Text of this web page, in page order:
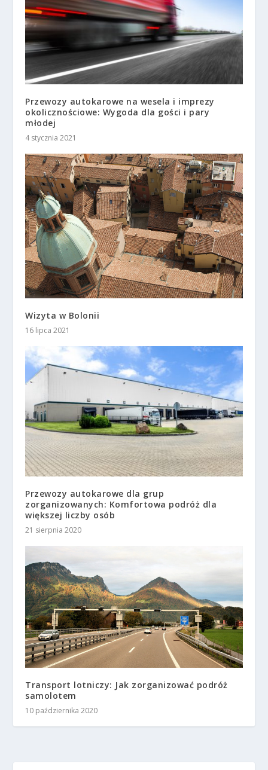
Przewozy autokarowe na wesela i imprezy
okolicznościowe: Wygoda dla gości i pary
młodej
4 stycznia 2021
Wizyta w Bolonii
16 lipca 2021
Przewozy autokarowe dla grup
zorganizowanych: Komfortowa podróż dla
większej liczby osób
21 sierpnia 2020
Transport lotniczy: Jak zorganizować podróż
samolotem
10 października 2020